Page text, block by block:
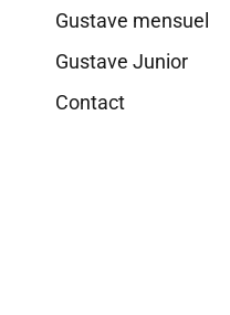
Gustave mensuel
Gustave Junior
Contact